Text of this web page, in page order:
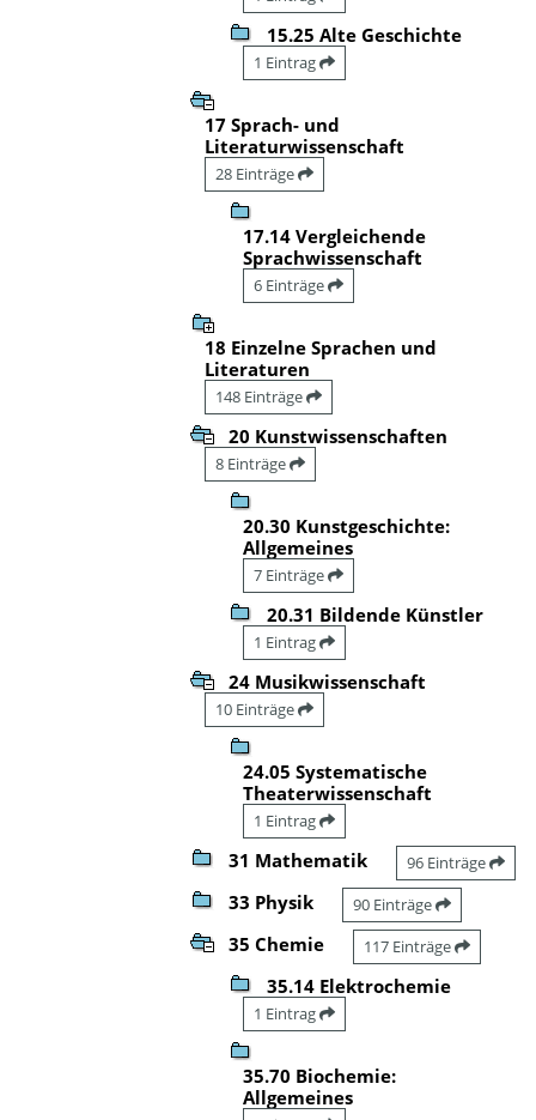
15.25 Alte Geschichte
1 Eintrag
17 Sprach- und
Literaturwissenschaft
28 Einträge
17.14 Vergleichende
Sprachwissenschaft
6 Einträge
18 Einzelne Sprachen und
Literaturen
148 Einträge
20 Kunstwissenschaften
8 Einträge
20.30 Kunstgeschichte:
Allgemeines
7 Einträge
20.31 Bildende Künstler
1 Eintrag
24 Musikwissenschaft
10 Einträge
24.05 Systematische
Theaterwissenschaft
1 Eintrag
31 Mathematik 96 Einträge
33 Physik 90 Einträge
35 Chemie 117 Einträge
35.14 Elektrochemie
1 Eintrag
35.70 Biochemie:
Allgemeines